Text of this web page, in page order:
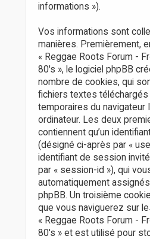
informations »).
Vos informations sont
manières. Premièrement,
« Reggae Roots Forum -
80's », le logiciel phpBB
nombre de cookies, qui
fichiers textes
temporaires du navigateur
ordinateur. Les deux
contiennent qu’un
(désigné ci-après par «
identifiant de session
par « session-id »), qui
automatiquement
phpBB. Un troisième
que vous naviguerez sur
« Reggae Roots Forum -
80's » et est utilisé pour